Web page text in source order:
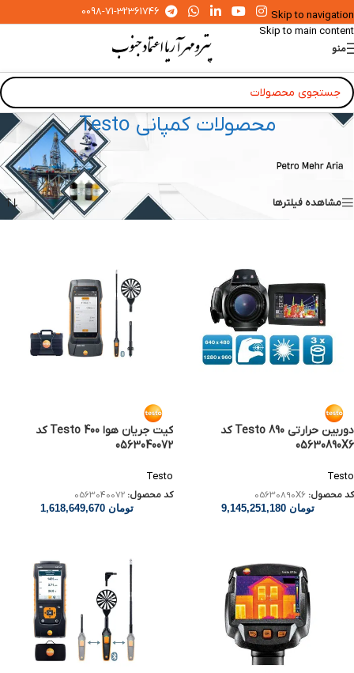
Skip to navigation
Skip to main content
0098-71-32361746
منو
محصولات کمپانی Testo
نمایش 1–16 از 49 نتیجه
مشاهده فیلترها
دوربین حرارتی Testo 890 کد
05630890X6
Testo
کد محصول: 05630890X6
تومان 9,145,251,180
کیت جریان هوا Testo 400 کد
0563040072
Testo
کد محصول: 0563040072
تومان 1,618,649,670